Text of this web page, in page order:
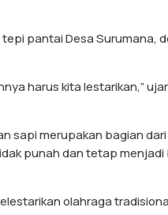
pantai Desa Surumana,
harus kita lestarikan,”
sapi merupakan bagian
punah dan tetap menjadi
olahraga